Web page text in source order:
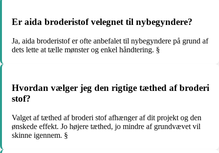
Er aida broderistof velegnet til nybegyndere?
Ja, aida broderistof er ofte anbefalet til nybegyndere på grund af
dets lette at tælle mønster og enkel håndtering. §
Hvordan vælger jeg den rigtige tæthed af broderi
stof?
Valget af tæthed af broderi stof afhænger af dit projekt og den
ønskede effekt. Jo højere tæthed, jo mindre af grundvævet vil
skinne igennem. §